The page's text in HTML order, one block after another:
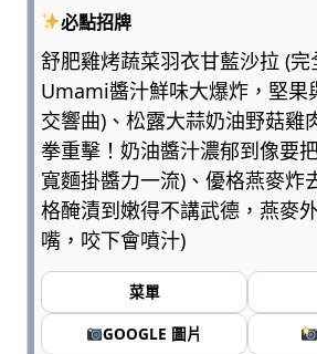
輕
桃。
必點招牌
舒肥雞烤蔬菜羽衣甘藍沙拉 (完
Umami醬汁鮮味大爆炸，堅果
交響曲)、松露大蒜奶油野菇雞
拳重擊！奶油醬汁濃郁到像要
寬麵掛醬力一流)、優格燕麥炸
格醃漬到嫩得不講武德，燕麥
嘴，咬下會噴汁)
菜單
GOOGLE 圖片